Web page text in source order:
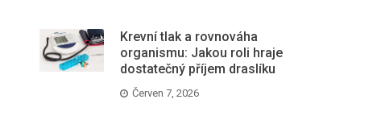
Krevní tlak a rovnováha
organismu: Jakou roli hraje
dostatečný příjem draslíku
Červen 7, 2026